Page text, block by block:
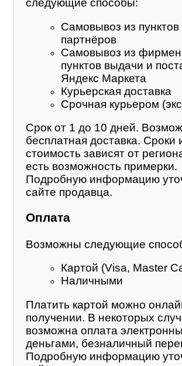
следующие способы:
Самовывоз из пунктов
партнёров
Самовывоз из
пунктов выдачи и
Яндекс Маркета
Курьерская доставка
Срочная курьером
Срок от 1 до 10 дней.
бесплатная доставка. Сроки
стоимость зависят от
есть возможность примерки.
Подробную информацию
сайте продавца.
Оплата
Возможны следующие
Картой (Visa, Master
Наличными
Платить картой можно
получении. В некоторых
возможна оплата
деньгами, безналичный
Подробную информацию